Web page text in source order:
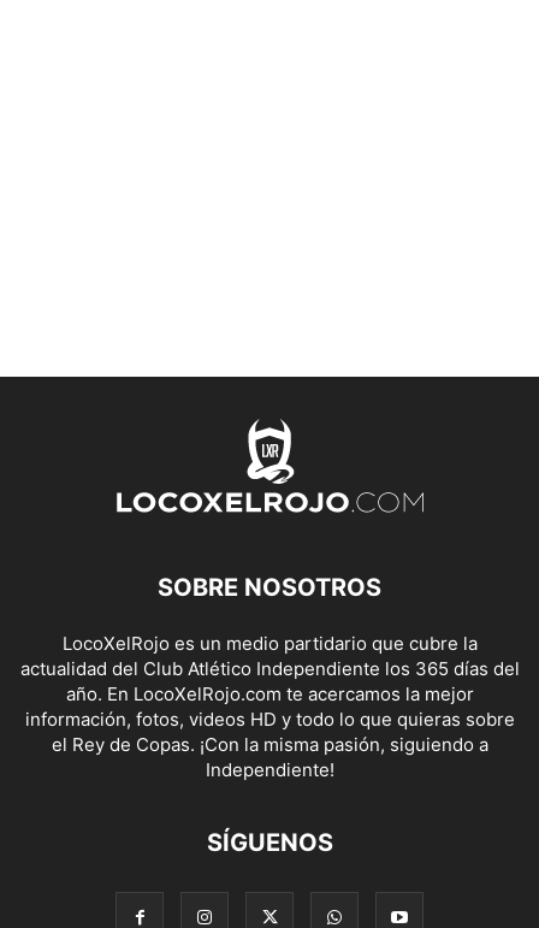
SOBRE NOSOTROS
LocoXelRojo es un medio partidario que cubre la
actualidad del Club Atlético Independiente los 365 días del
año. En LocoXelRojo.com te acercamos la mejor
información, fotos, videos HD y todo lo que quieras sobre
el Rey de Copas. ¡Con la misma pasión, siguiendo a
Independiente!
SÍGUENOS